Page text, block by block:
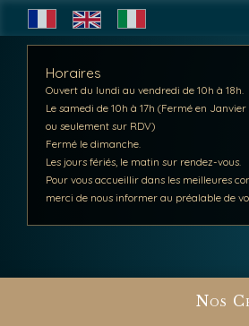
Horaires
Ouvert du lundi au vendredi de 10h à 18h.
Le samedi de 10h à 17h (Fermé en
ou seulement sur RDV)
Fermé le dimanche.
Les jours fériés, le matin sur rendez-vous.
Pour vous accueillir dans les meilleures
merci de nous informer au préalable de
Nos